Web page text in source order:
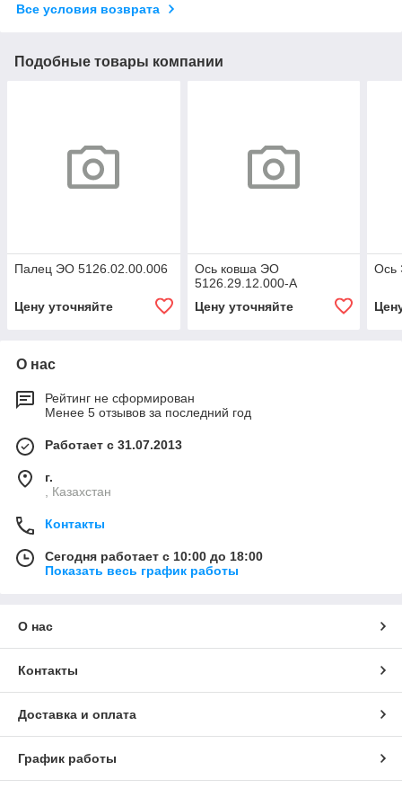
Все условия возврата
Подобные товары компании
Палец ЭО 5126.02.00.006
Цену уточняйте
Ось ковша ЭО
5126.29.12.000-А
Цену уточняйте
Ось
О нас
Рейтинг не сформирован
Менее 5 отзывов за последний год
Работает с 31.07.2013
г.
, Казахстан
Контакты
Сегодня работает с 10:00 до 18:00
Показать весь график работы
О нас
Контакты
Доставка и оплата
График работы